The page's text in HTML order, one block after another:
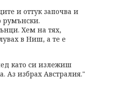
и оттук започва и
румънски.
Хем на тях,
в Ниш, а те е
като си излежиш
Аз избрах Австралия."